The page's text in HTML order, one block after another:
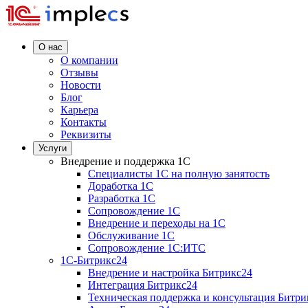
О нас
О компании
Отзывы
Новости
Блог
Карьера
Контакты
Реквизиты
Услуги
Внедрение и поддержка 1C
Специалисты 1C на полную занятость
Доработка 1C
Разработка 1C
Сопровождение 1C
Внедрение и переходы на 1C
Обслуживание 1C
Сопровождение 1C:ИТС
1С-Битрикс24
Внедрение и настройка Битрикс24
Интеграция Битрикс24
Техническая поддержка и консультация